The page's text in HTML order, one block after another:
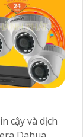
cậy và dịch